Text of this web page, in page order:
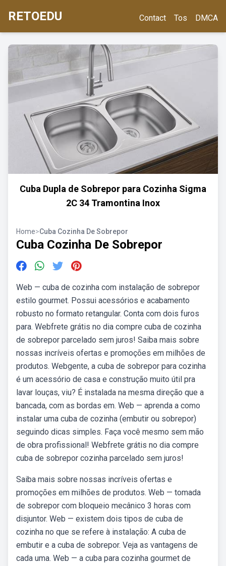
RETOEDU Contact Tos DMCA
Cuba Dupla de Sobrepor para Cozinha Sigma
2C 34 Tramontina Inox
Home>Cuba Cozinha De Sobrepor
Cuba Cozinha De Sobrepor
Web — cuba de cozinha com instalação de sobrepor
estilo gourmet. Possui acessórios e acabamento
robusto no formato retangular. Conta com dois furos
para. Webfrete grátis no dia compre cuba de cozinha
de sobrepor parcelado sem juros! Saiba mais sobre
nossas incríveis ofertas e promoções em milhões de
produtos. Webgente, a cuba de sobrepor para cozinha
é um acessório de casa e construção muito útil pra
lavar louças, viu? É instalada na mesma direção que a
bancada, com as bordas em. Web — aprenda a como
instalar uma cuba de cozinha (embutir ou sobrepor)
seguindo dicas simples. Faça você mesmo sem mão
de obra profissional! Webfrete grátis no dia compre
cuba de sobrepor cozinha parcelado sem juros!
Saiba mais sobre nossas incríveis ofertas e
promoções em milhões de produtos. Web — tomada
de sobrepor com bloqueio mecânico 3 horas com
disjuntor. Web — existem dois tipos de cuba de
cozinha no que se refere à instalação: A cuba de
embutir e a cuba de sobrepor. Veja as vantagens de
cada uma. Web — a cuba para cozinha gourmet de